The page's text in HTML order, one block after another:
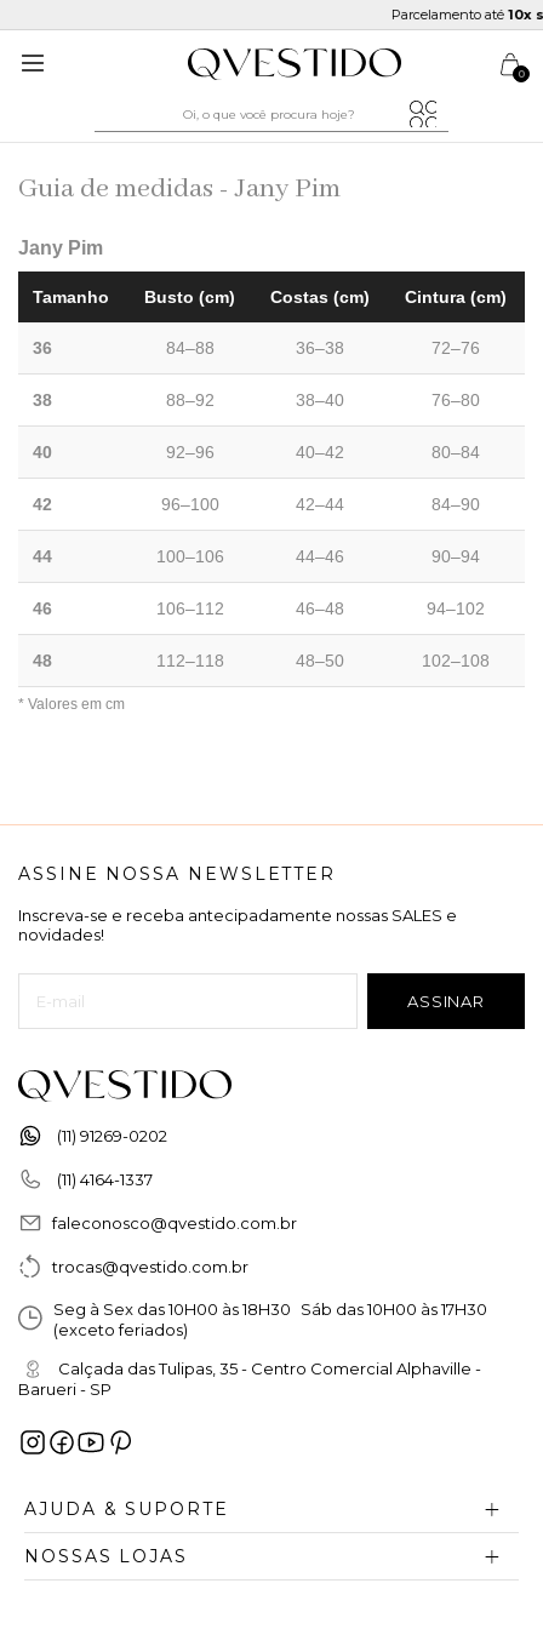
Parcelamento até10x
0
Guia de medidas - Jany Pim
Jany Pim
Tamanho Busto (cm) Costas (cm) Cintura (cm)
36 84–88 36–38 72–76
38 88–92 38–40 76–80
40 92–96 40–42 80–84
42 96–100 42–44 84–90
44 100–106 44–46 90–94
46 106–112 46–48 94–102
48 112–118 48–50 102–108
* Valores em cm
(11) 91269-0202
(11) 4164-1337
faleconosco@qvestido.com.br
trocas@qvestido.com.br
Seg à Sex das 10H00 às 18H30 Sáb das 10H00 às 17H30
(exceto feriados)
Calçada das Tulipas, 35 - Centro Comercial Alphaville -
Barueri - SP
AJUDA & SUPORTE
NOSSAS LOJAS
ASSINE NOSSA NEWSLETTER
Inscreva-se e receba antecipadamente nossas SALES e
novidades!